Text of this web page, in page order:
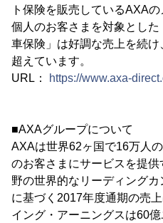
ト保険を販売しているAXA
個人のお客さまを対象とし
車保険」は好調な売上を続
超えています。
URL：
https://www.axa-
■AXAグループについて
AXAは世界62ヶ国で16万人
のお客さまにサービスを提
野の世界的なリーディング
に基づく2017年度通期の売
イング・アーニングスは60